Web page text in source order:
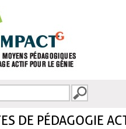
DE
DE PÉDAGOGIE